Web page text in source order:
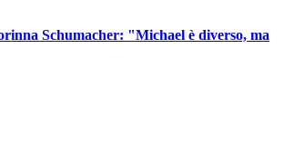
Schumacher: "Michael è diverso, ma